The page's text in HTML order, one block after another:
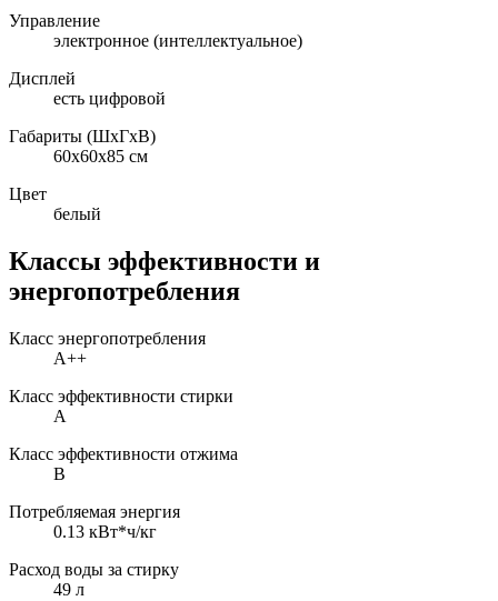
Управление
электронное (интеллектуальное)
Дисплей
есть цифровой
Габариты (ШxГxВ)
60x60x85 см
Цвет
белый
Классы эффективности и
энергопотребления
Класс энергопотребления
A++
Класс эффективности стирки
A
Класс эффективности отжима
B
Потребляемая энергия
0.13 кВт*ч/кг
Расход воды за стирку
49 л